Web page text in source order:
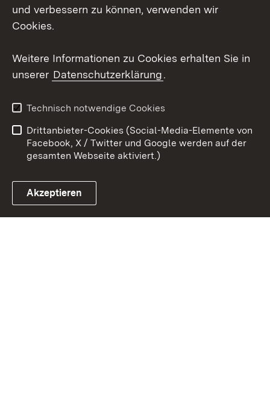
Link zum Landesportal
Barrierefreiheit
Kontakt
Cookies
und verbessern zu können, verwenden wir
Cookies.
Weitere Informationen zu Cookies erhalten Sie in
unserer Datenschutzerklärung.
Technisch notwendige Cookies
Drittanbieter-Cookies (Social-Media-Elemente von
Facebook, X / Twitter und Google werden auf der
gesamten Webseite aktiviert.)
Akzeptieren